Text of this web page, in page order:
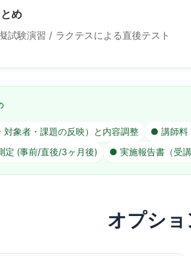
め
試験演習 / ラクテスによる直後テスト
象者・課題の反映）と内容調整
● 講師料
定 (事前/直後/3ヶ月後)
● 実施報告書（受
オプシ